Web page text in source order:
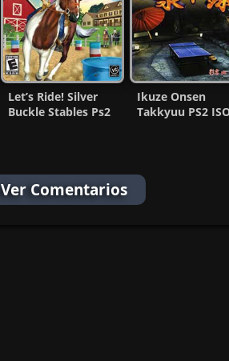
Let’s Ride! Silver
Buckle Stables Ps2
Ikuze Onsen
Takkyuu PS2
Ver Comentarios